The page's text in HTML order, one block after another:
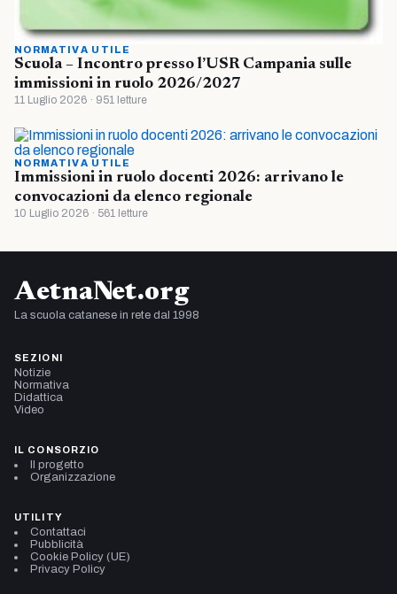
NORMATIVA UTILE
Scuola – Incontro presso l’USR Campania sulle
immissioni in ruolo 2026/2027
11 Luglio 2026 · 951 letture
NORMATIVA UTILE
Immissioni in ruolo docenti 2026: arrivano le
convocazioni da elenco regionale
10 Luglio 2026 · 561 letture
AetnaNet.org
La scuola catanese in rete dal 1998
SEZIONI
Notizie
Normativa
Didattica
Video
IL CONSORZIO
Il progetto
Organizzazione
UTILITY
Contattaci
Pubblicità
Cookie Policy (UE)
Privacy Policy